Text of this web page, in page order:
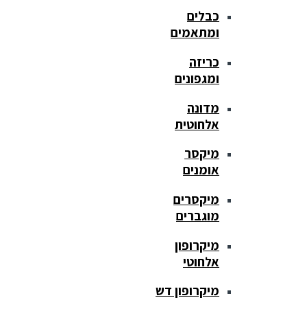
כבלים
ומתאמים
כריזה
ומגפונים
מדונה
אלחוטית
מיקסר
אומנים
מיקסרים
מוגברים
מיקרופון
אלחוטי
מיקרופון דש